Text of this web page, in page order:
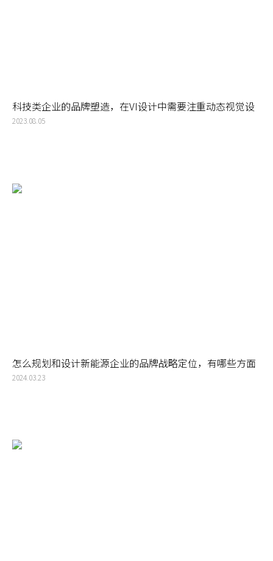
科技类企业的品牌塑造，在VI设计中需要注重动态视觉设
计的应用
2023.08.05
怎么规划和设计新能源企业的品牌战略定位，有哪些方面
需要关注
2024.03.23